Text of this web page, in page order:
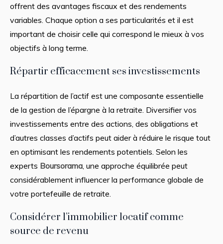
offrent des avantages fiscaux et des rendements
variables. Chaque option a ses particularités et il est
important de choisir celle qui correspond le mieux à vos
objectifs à long terme.
Répartir efficacement ses investissements
La répartition de l’actif est une composante essentielle
de la gestion de l’épargne à la retraite. Diversifier vos
investissements entre des actions, des obligations et
d’autres classes d’actifs peut aider à réduire le risque tout
en optimisant les rendements potentiels. Selon les
experts Boursorama , une approche équilibrée peut
considérablement influencer la performance globale de
votre portefeuille de retraite.
Considérer l’immobilier locatif comme
source de revenu